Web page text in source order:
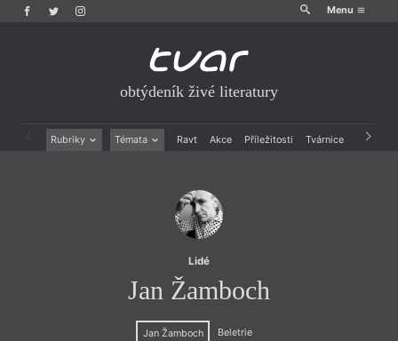
Menu
obtýdeník živé literatury
Rubriky Témata Ravt Akce Příležitosti Tvárnice Archiv
Lidé
Jan Žamboch
Jan Žamboch Beletrie